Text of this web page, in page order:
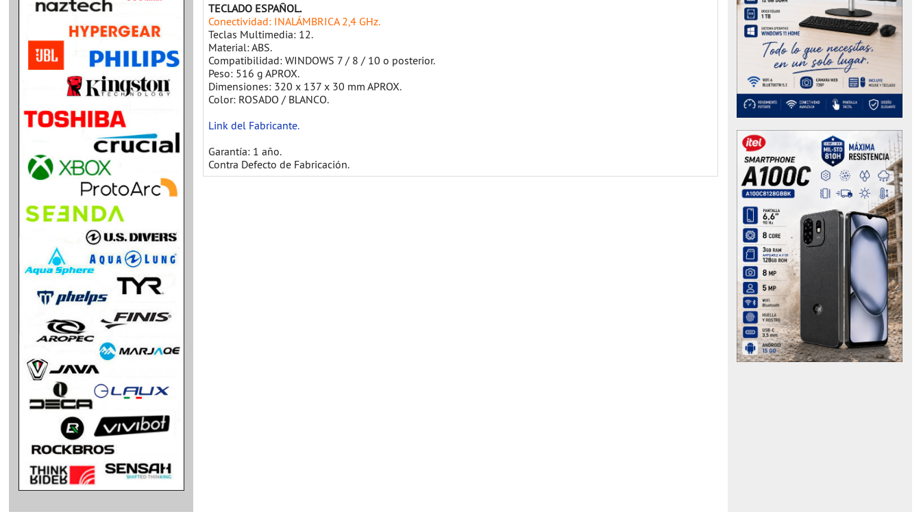
TECLADO ESPAÑOL.
Conectividad: INALÁMBRICA 2,4 GHz.
Teclas Multimedia: 12.
Material: ABS.
Compatibilidad: WINDOWS 7 / 8 / 10 o posterior.
Peso: 516 g APROX.
Dimensiones: 320 x 137 x 30 mm APROX.
Color: ROSADO / BLANCO.
Link del Fabricante.
Garantía: 1 año.
Contra Defecto de Fabricación.